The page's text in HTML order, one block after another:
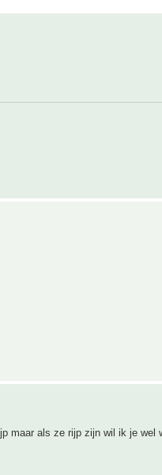
maar als ze rijp zijn wil ik je wel